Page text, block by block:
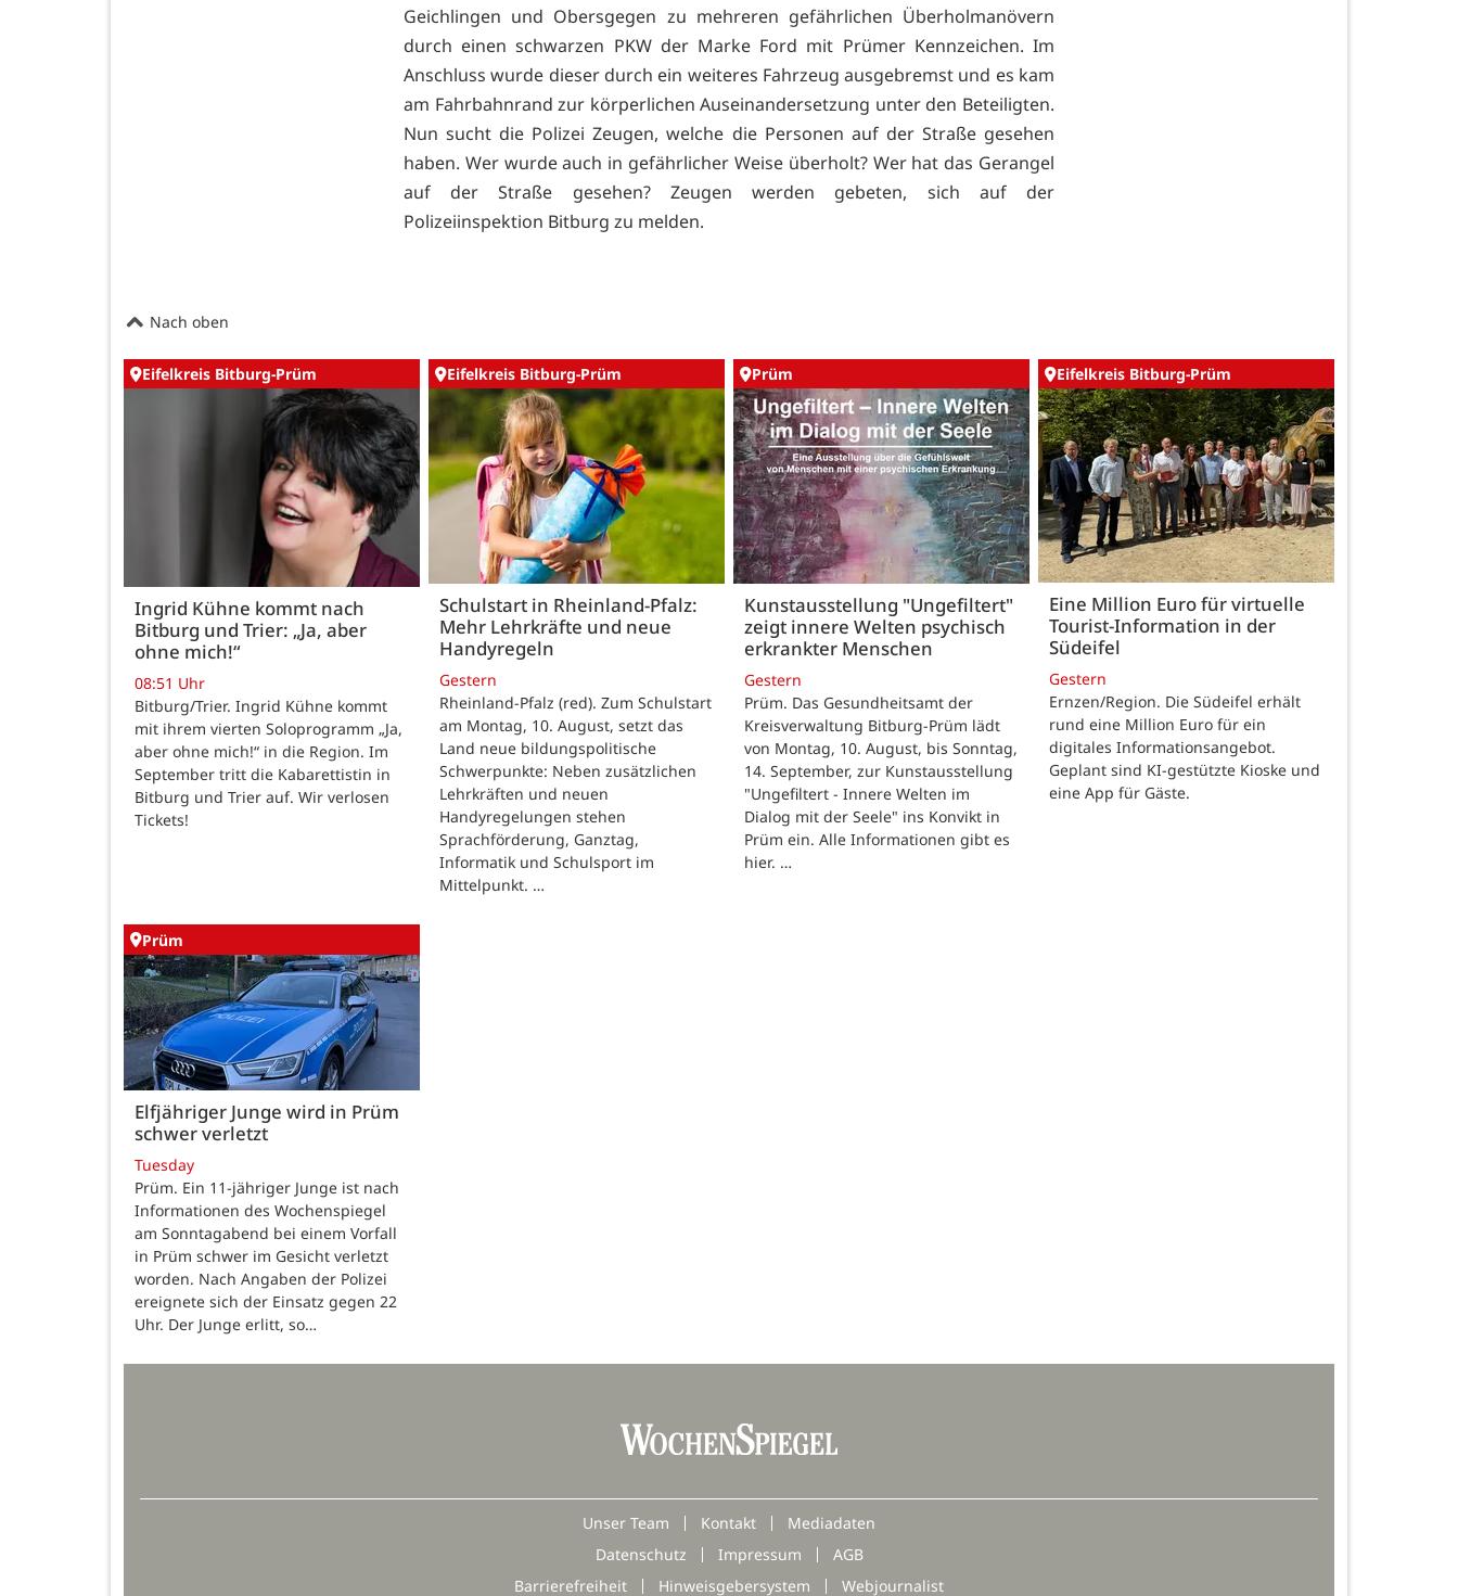
Geichlingen und Obersgegen zu mehreren gefährlichen Überholmanövern
durch einen schwarzen PKW der Marke Ford mit Prümer Kennzeichen. Im
Anschluss wurde dieser durch ein weiteres Fahrzeug ausgebremst und es kam
am Fahrbahnrand zur körperlichen Auseinandersetzung unter den Beteiligten.
Nun sucht die Polizei Zeugen, welche die Personen auf der Straße gesehen
haben. Wer wurde auch in gefährlicher Weise überholt? Wer hat das Gerangel
auf der Straße gesehen? Zeugen werden gebeten, sich auf der
Polizeiinspektion Bitburg zu melden.
Nach oben
Eifelkreis Bitburg-Prüm
Ingrid Kühne kommt nach
Bitburg und Trier: „Ja, aber
ohne mich!“
08:51 Uhr
Bitburg/Trier. Ingrid Kühne kommt
mit ihrem vierten Soloprogramm „Ja,
aber ohne mich!“ in die Region. Im
September tritt die Kabarettistin in
Bitburg und Trier auf. Wir verlosen
Tickets!
Eifelkreis Bitburg-Prüm
Schulstart in Rheinland-Pfalz:
Mehr Lehrkräfte und neue
Handyregeln
Gestern
Rheinland-Pfalz (red). Zum Schulstart
am Montag, 10. August, setzt das
Land neue bildungspolitische
Schwerpunkte: Neben zusätzlichen
Lehrkräften und neuen
Handyregelungen stehen
Sprachförderung, Ganztag,
Informatik und Schulsport im
Mittelpunkt. …
Prüm
Kunstausstellung "Ungefiltert"
zeigt innere Welten psychisch
erkrankter Menschen
Gestern
Prüm. Das Gesundheitsamt der
Kreisverwaltung Bitburg-Prüm lädt
von Montag, 10. August, bis Sonntag,
14. September, zur Kunstausstellung
"Ungefiltert - Innere Welten im
Dialog mit der Seele" ins Konvikt in
Prüm ein. Alle Informationen gibt es
hier. …
Eifelkreis Bitburg-Prüm
Eine Million Euro für virtuelle
Tourist-Information in der
Südeifel
Gestern
Ernzen/Region. Die Südeifel erhält
rund eine Million Euro für ein
digitales Informationsangebot.
Geplant sind KI-gestützte Kioske und
eine App für Gäste.
Prüm
Elfjähriger Junge wird in Prüm
schwer verletzt
Tuesday
Prüm. Ein 11-jähriger Junge ist nach
Informationen des Wochenspiegel
am Sonntagabend bei einem Vorfall
in Prüm schwer im Gesicht verletzt
worden. Nach Angaben der Polizei
ereignete sich der Einsatz gegen 22
Uhr. Der Junge erlitt, so…
Unser Team Kontakt
Mediadaten
Datenschutz
Impressum
AGB
Barrierefreiheit
Hinweisgebersystem Webjournalist